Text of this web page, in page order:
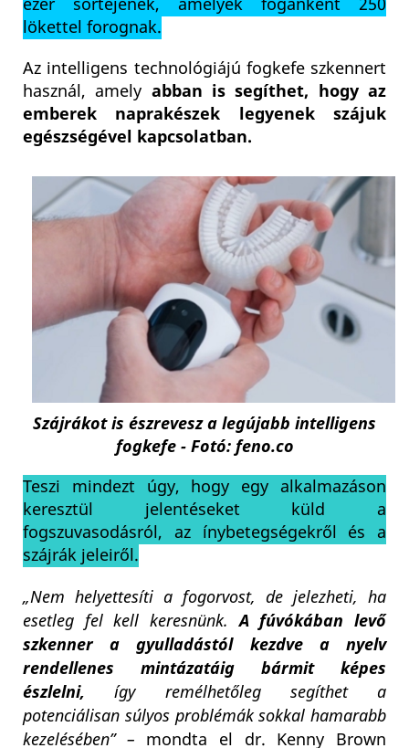
ezer sörtéjének, amelyek foganként 250
lökettel forognak.
Az intelligens technológiájú fogkefe szkennert
használ, amely abban is segíthet, hogy az
emberek naprakészek legyenek szájuk
egészségével kapcsolatban.
Szájrákot is észrevesz a legújabb intelligens
fogkefe - Fotó: feno.co
Teszi mindezt úgy, hogy egy alkalmazáson
keresztül jelentéseket küld a
fogszuvasodásról, az ínybetegségekről és a
szájrák jeleiről.
„Nem helyettesíti a fogorvost, de jelezheti, ha
esetleg fel kell keresnünk.A fúvókában levő
szkenner a gyulladástól kezdve a nyelv
rendellenes mintázatáig bármit képes
észlelni, így remélhetőleg segíthet a
potenciálisan súlyos problémák sokkal hamarabb
kezelésében” – mondta el dr. Kenny Brown